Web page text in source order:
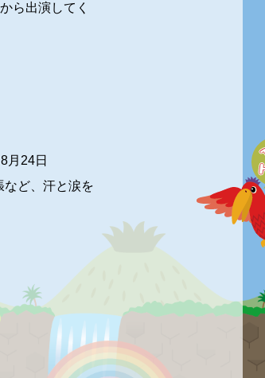
ら出演してく
月 24日
など、汗と涙を